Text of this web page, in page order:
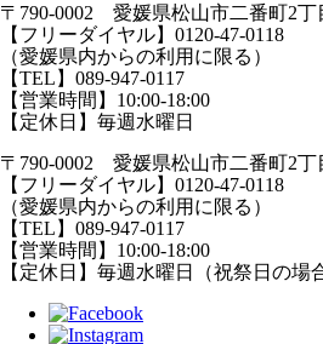
〒790-0002 愛媛県松山市二番町2丁
【フリーダイヤル】0120-47-0118
（愛媛県内からの利用に限る）
【TEL】089-947-0117
【営業時間】10:00-18:00
【定休日】毎週水曜日
〒790-0002 愛媛県松山市二番町2丁
【フリーダイヤル】0120-47-0118
（愛媛県内からの利用に限る）
【TEL】089-947-0117
【営業時間】10:00-18:00
【定休日】毎週水曜日（祝祭日の場